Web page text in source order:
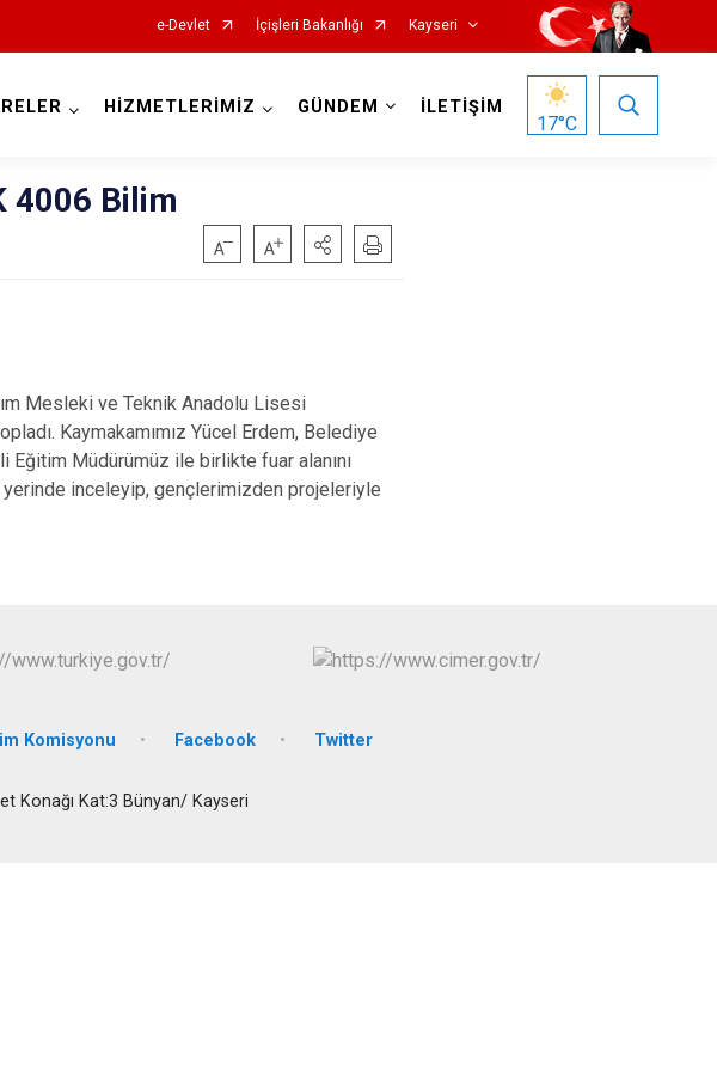
e-Devlet İçişleri Bakanlığı Kayseri
Bünyan
Develi
Felahiye
Sarıoğlan
Sarız
HİZMETLERİMİZ GÜNDEM İLETİŞİM
17°C
4006 Bilim
Mesleki ve Teknik Anadolu Lisesi
Kaymakamımız Yücel Erdem, Belediye
Eğitim Müdürümüz ile birlikte fuar alanını
yerinde inceleyip, gençlerimizden projeleriyle
Komisyonu Facebook Twitter
Konağı Kat:3 Bünyan/ Kayseri